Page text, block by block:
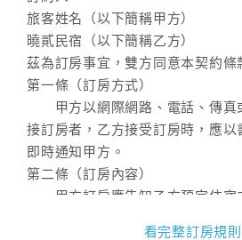
旅客姓名（以下簡稱甲方）
曉貳民宿（以下簡稱乙方）
茲為訂房事宜，雙方同意本契約條
第一條（訂房方式）
甲方以網際網路、電話、傳真
接訂房者，乙方接受訂房時，應以
即時通知甲方。
第二條（訂房內容）
甲方訂房應告知乙方預定住宿
看完整訂房規則